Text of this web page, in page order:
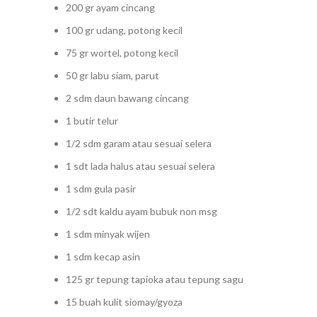
200 gr ayam cincang
100 gr udang, potong kecil
75 gr wortel, potong kecil
50 gr labu siam, parut
2 sdm daun bawang cincang
1 butir telur
1/2 sdm garam atau sesuai selera
1 sdt lada halus atau sesuai selera
1 sdm gula pasir
1/2 sdt kaldu ayam bubuk non msg
1 sdm minyak wijen
1 sdm kecap asin
125 gr tepung tapioka atau tepung sagu
15 buah kulit siomay/gyoza